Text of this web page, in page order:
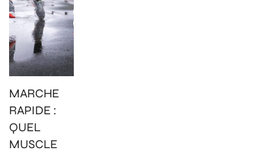
MARCHE
RAPIDE :
QUEL
MUSCLE